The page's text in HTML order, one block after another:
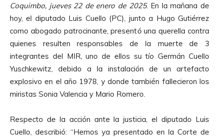
Coquimbo, jueves 22 de enero de 2025. En la mañana de
hoy, el diputado Luis Cuello (PC), junto a Hugo Gutiérrez
como abogado patrocinante, presentó una querella contra
quienes resulten responsables de la muerte de 3
integrantes del MIR, uno de ellos su tío Germán Cuello
Yuschkewitz, debido a la instalación de un artefacto
explosivo en el año 1978, y donde también fallecieron los
miristas Sonia Valencia y Mario Romero.
Respecto de la acción ante la justicia, el diputado Luis
Cuello, describió: “Hemos ya presentado en la Corte de